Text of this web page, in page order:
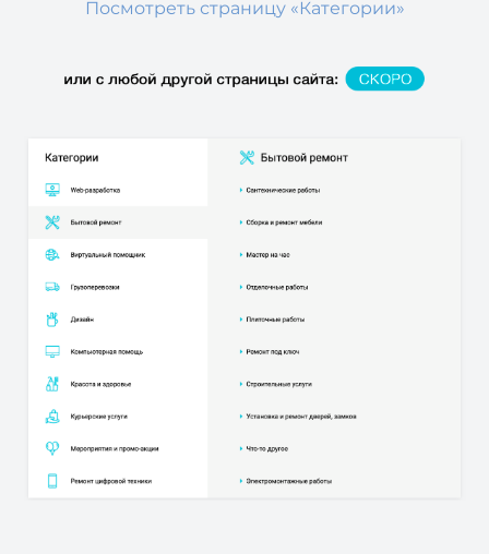
Посмотреть страницу «Категории»